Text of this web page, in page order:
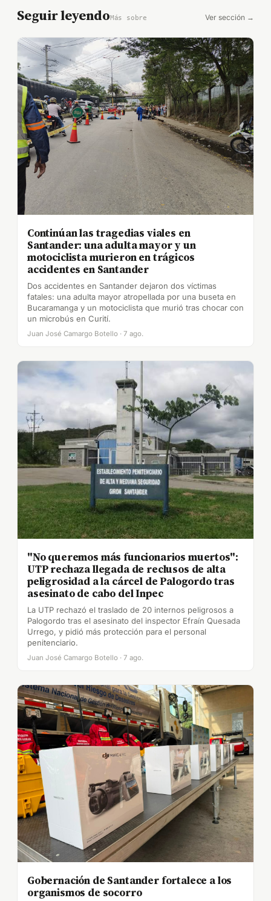
Seguir leyendoMás sobre Ver sección →
Continúan las tragedias viales en
Santander: una adulta mayor y un
motociclista murieron en trágicos
accidentes en Santander
Dos accidentes en Santander dejaron dos víctimas
fatales: una adulta mayor atropellada por una buseta en
Bucaramanga y un motociclista que murió tras chocar con
un microbús en Curití.
Juan José Camargo Botello · 7 ago.
"No queremos más funcionarios muertos":
UTP rechaza llegada de reclusos de alta
peligrosidad a la cárcel de Palogordo tras
asesinato de cabo del Inpec
La UTP rechazó el traslado de 20 internos peligrosos a
Palogordo tras el asesinato del inspector Efraín Quesada
Urrego, y pidió más protección para el personal
penitenciario.
Juan José Camargo Botello · 7 ago.
Gobernación de Santander fortalece a los
organismos de socorro